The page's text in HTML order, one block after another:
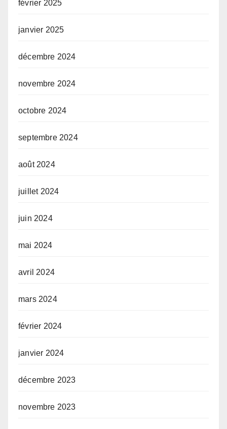
février 2025
janvier 2025
décembre 2024
novembre 2024
octobre 2024
septembre 2024
août 2024
juillet 2024
juin 2024
mai 2024
avril 2024
mars 2024
février 2024
janvier 2024
décembre 2023
novembre 2023